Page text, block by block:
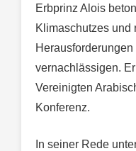
Erbprinz Alois
Klimaschutzes und
vernachlässigen.
Vereinigten
Konferenz.
In seiner Rede